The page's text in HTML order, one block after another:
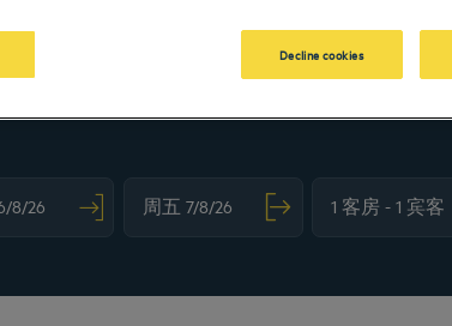
Decline cookies